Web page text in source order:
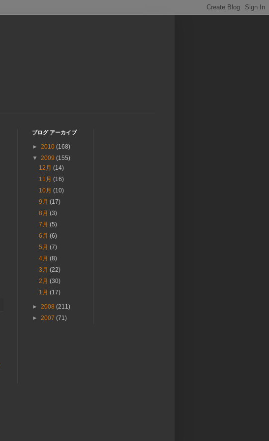
ブログ アーカイブ
► 2010 (168)
▼ 2009 (155)
12月(14)
11月(16)
10月(10)
9月(17)
8月(3)
7月(5)
6月(6)
5月(7)
4月(8)
3月(22)
2月(30)
1月(17)
► 2008 (211)
► 2007 (71)